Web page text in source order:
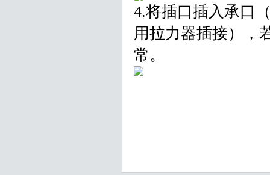
4.将插口插入承口
用拉力器插接），
常。